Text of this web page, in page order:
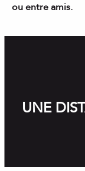
ou entre amis.
UNE